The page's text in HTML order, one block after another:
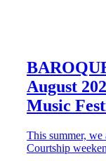
August
Music
This summer,
Courtship